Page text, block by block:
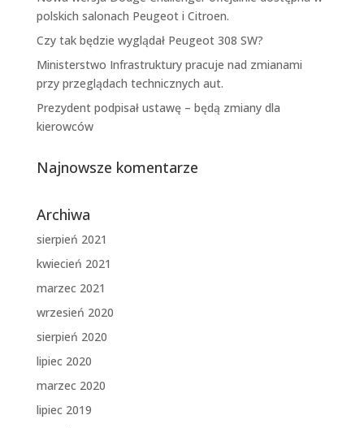
polskich salonach Peugeot i Citroen.
Czy tak będzie wyglądał Peugeot 308 SW?
Ministerstwo Infrastruktury pracuje nad zmianami
przy przeglądach technicznych aut.
Prezydent podpisał ustawę – będą zmiany dla
kierowców
Najnowsze komentarze
Archiwa
sierpień 2021
kwiecień 2021
marzec 2021
wrzesień 2020
sierpień 2020
lipiec 2020
marzec 2020
lipiec 2019